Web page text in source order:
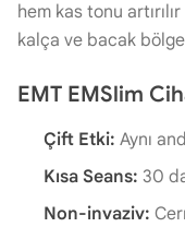
hem kas tonu
kalça ve bacak
EMT EMSlim
Çift Etki: Aynı
Kısa Seans: 30
Non-invaziv: